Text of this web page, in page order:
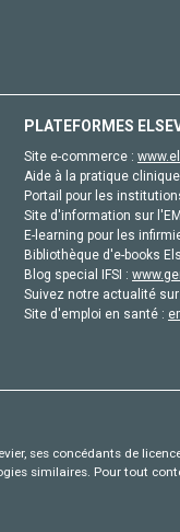
PLATEFORMES
Site e-commerce :
Aide à la pratique
Portail pour les
Site d'information sur
E-learning pour les
Bibliothèque d'e-books
Blog special IFSI :
Suivez notre actualité
Site d'emploi en santé :
ses concédants de
similaires. Pour tout